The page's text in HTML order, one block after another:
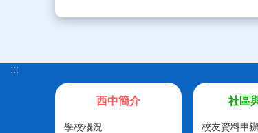
:::
西中簡介
學校概況
社區
校友資料申